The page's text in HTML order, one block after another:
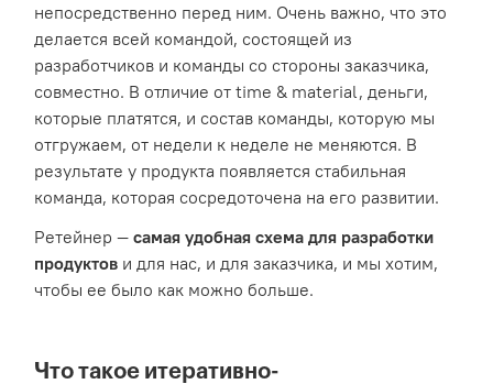
непосредственно перед ним. Очень важно, что это
делается всей командой, состоящей из
разработчиков и команды со стороны заказчика,
совместно. В отличие от time & material, деньги,
которые платятся, и состав команды, которую мы
отгружаем, от недели к неделе не меняются. В
результате у продукта появляется стабильная
команда, которая сосредоточена на его развитии.
Ретейнер —самая удобная схема для разработки
продуктов и для нас, и для заказчика, и мы хотим,
чтобы ее было как можно больше.
Что такое итеративно-